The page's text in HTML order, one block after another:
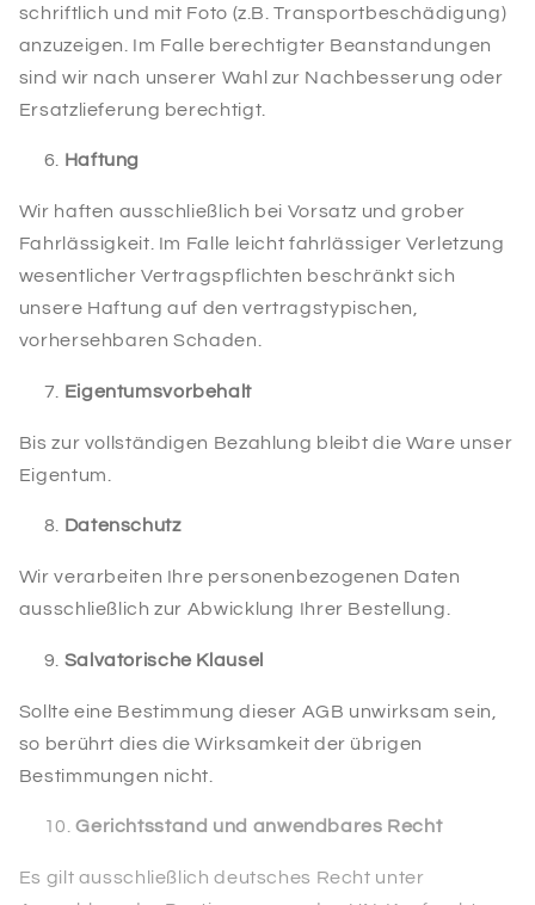
schriftlich und mit Foto (z.B. Transportbeschädigung)
anzuzeigen. Im Falle berechtigter Beanstandungen
sind wir nach unserer Wahl zur Nachbesserung oder
Ersatzlieferung berechtigt.
Haftung
Wir haften ausschließlich bei Vorsatz und grober
Fahrlässigkeit. Im Falle leicht fahrlässiger Verletzung
wesentlicher Vertragspflichten beschränkt sich
unsere Haftung auf den vertragstypischen,
vorhersehbaren Schaden.
Eigentumsvorbehalt
Bis zur vollständigen Bezahlung bleibt die Ware unser
Eigentum.
Datenschutz
Wir verarbeiten Ihre personenbezogenen Daten
ausschließlich zur Abwicklung Ihrer Bestellung.
Salvatorische Klausel
Sollte eine Bestimmung dieser AGB unwirksam sein,
so berührt dies die Wirksamkeit der übrigen
Bestimmungen nicht.
Gerichtsstand und anwendbares Recht
Es gilt ausschließlich deutsches Recht unter